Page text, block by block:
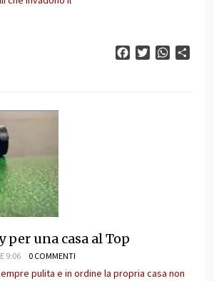
FacebookTwitter
per una casa al Top
9:06 0 COMMENTI
pulita e in ordine la propria casa non